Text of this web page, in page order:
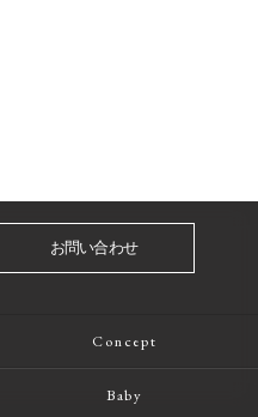
お問い合わせ
Concept
Baby